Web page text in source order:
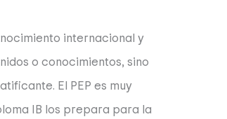
internacional y
o conocimientos, sino
El PEP es muy
IB los prepara para la